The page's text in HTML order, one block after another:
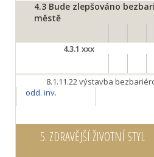
4.3 Bude zlepšováno
městě
4.3.1 xxx
8.1.11.22výstavba
odd. inv.
5. ZDRAVĚJŠÍ ŽIVOTNÍ STYL